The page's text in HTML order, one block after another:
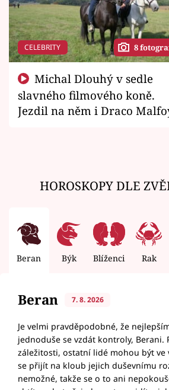
CELEBRITY 8
slavného filmového koně.
Jezdil na něm i Draco
HOROSKOPY DLE
Beran Býk Blíženci Rak
Beran 7. 8. 2026
Je velmi pravděpodobné, že
jednoduše se vzdát kontroly, Berani.
záležitosti, ostatní lidé mohou být ve
se přijít na kloub jejich duševnímu
nemožné, takže se o to ani